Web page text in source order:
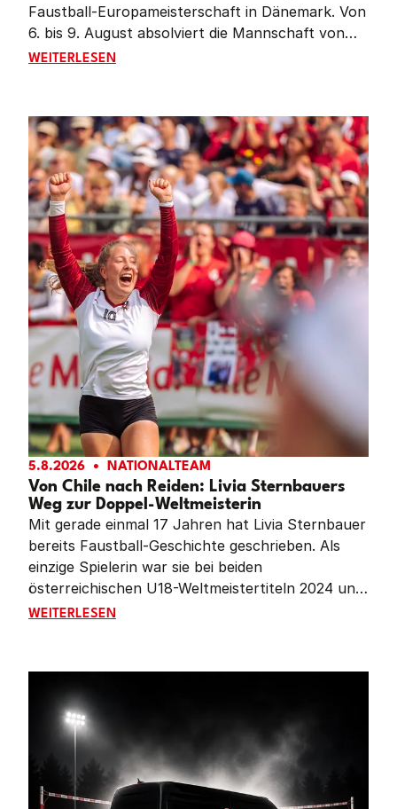
Faustball-Europameisterschaft in Dänemark. Von
6. bis 9. August absolviert die Mannschaft von
Teamchef Siegfried Simon ein intensives
August, um 18:00 Uhr in Widnau – gleichzeitig der
letzte Härtetest vor dem EM-Auftakt.
WEITERLESENMÄNNER STARTET IN DIE HEISSE PHASE DER EM-
Von Chile nach Reiden: Livia Sternbauers
Weg zur Doppel-Weltmeisterin
5.8.2026 NATIONALTEAM
Mit gerade einmal 17 Jahren hat Livia Sternbauer
bereits Faustball-Geschichte geschrieben. Als
einzige Spielerin war sie bei beiden
österreichischen U18-Weltmeistertiteln 2024 und
2026 dabei – vom jungen Talent zur
österreichischen Faustball-Nationalmannschaft.
Im Gespräch mit Faustball Austria blickt die
Doppel-Weltmeisterin auf zwei unvergessliche
Turniere, ihren persönlichen Entwicklungsweg
und die Menschen zurück, die sie auf diesem Weg
geprägt haben.
WEITERLESENVON CHILE NACH REIDEN: LIVIA STERNBAUERS